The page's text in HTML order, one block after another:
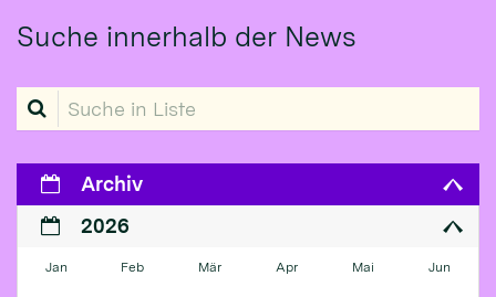
Suche innerhalb der News
Suche in Liste
Archiv
2026
Jan Feb Mär Apr Mai Jun